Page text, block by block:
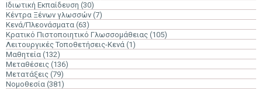
Ιδιωτική Εκπαίδευση (30)
Κέντρα Ξένων γλωσσών (7)
Κενά/Πλεονάσματα (63)
Κρατικό Πιστοποιητικό Γλωσσομάθειας (105)
Λειτουργικές Τοποθετήσεις-Κενά (1)
Μαθητεία (132)
Μεταθέσεις (136)
Μετατάξεις (79)
Νομοθεσία (381)